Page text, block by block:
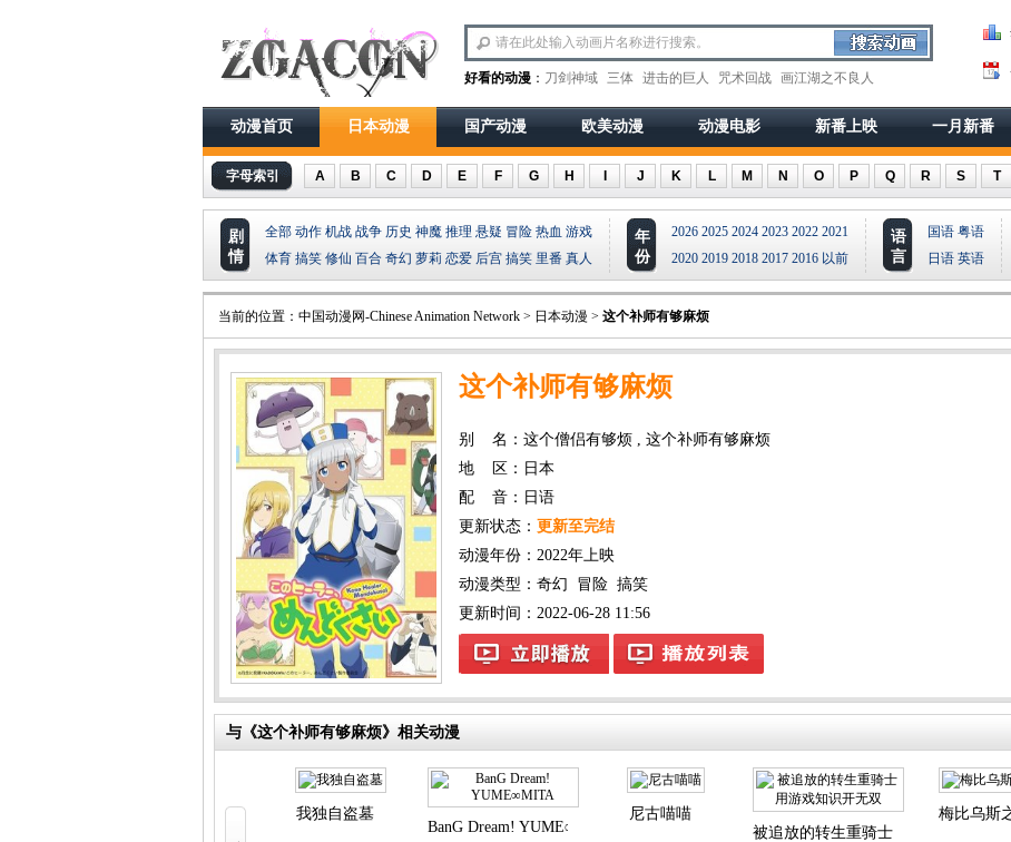
好看的动漫 ： 刀剑神域 三体 进击的巨人 咒术回战 画江湖之不良人
动漫首页 日本动漫 国产动漫 欧美动漫 动漫电影 新番上映 一月新番
字母索引 A B C D E F G H J K L M N O P Q R S T
剧
情
全部 动作 机战 战争 历史 神魔 推理 悬疑 冒险 热血 游戏
体育 搞笑 修仙 百合 奇幻 萝莉 恋爱 后宫 搞笑 里番 真人
年
份
2026 2025 2024 2023 2022 2021
2020 2019 2018 2017 2016 以前
语
言
国语 粤语
日语 英语
当前的位置： 中国动漫网-Chinese Animation Network > 日本动漫 > 这个补师有够麻烦
这个补师有够麻烦
别 名：这个僧侣有够烦 , 这个补师有够麻烦
地 区：日本
配 音：日语
更新状态： 更新至完结
动漫年份： 2022年上映
动漫类型： 奇幻 冒险 搞笑
更新时间：2022-06-28 11:56
与《这个补师有够麻烦》相关动漫
我独自盗墓
BanG Dream! YUME∞MITA
尼古喵喵
被追放的转生重骑士用游戏知识开无双
梅比乌斯